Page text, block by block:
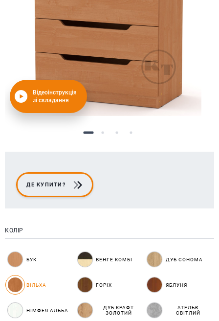
Відеоінструкція
зі складання
ДЕ КУПИТИ?
КОЛІР
БУК ВЕНГЕ КОМБІ ДУБ СОНОМА
ВІЛЬХА ГОРІХ ЯБЛУНЯ
НІМФЕЯ АЛЬБА
ДУБ КРАФТ
ЗОЛОТИЙ
АТЕЛЬЄ
СВІТЛИЙ